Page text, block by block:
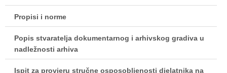
Propisi i norme
Popis stvaratelja dokumentarnog i arhivskog gradiva u
nadležnosti arhiva
Ispit za provjeru stručne osposobljenosti djelatnika na